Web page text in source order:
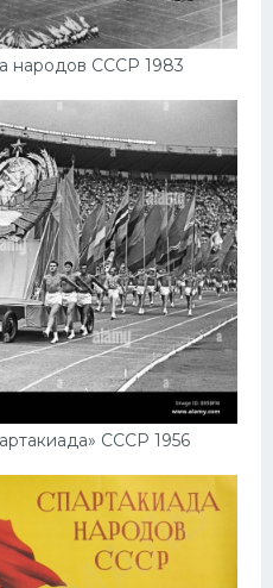
народов СССР 1983
СССР 1956